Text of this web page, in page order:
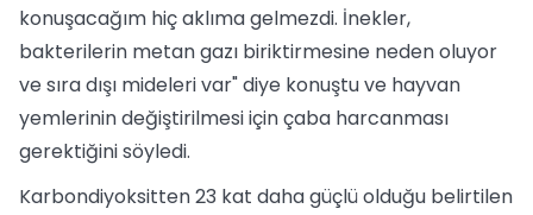
konuşacağım hiç aklıma gelmezdi. İnekler,
bakterilerin metan gazı biriktirmesine neden oluyor
ve sıra dışı mideleri var" diye konuştu ve hayvan
yemlerinin değiştirilmesi için çaba harcanması
gerektiğini söyledi.
Karbondiyoksitten 23 kat daha güçlü olduğu belirtilen